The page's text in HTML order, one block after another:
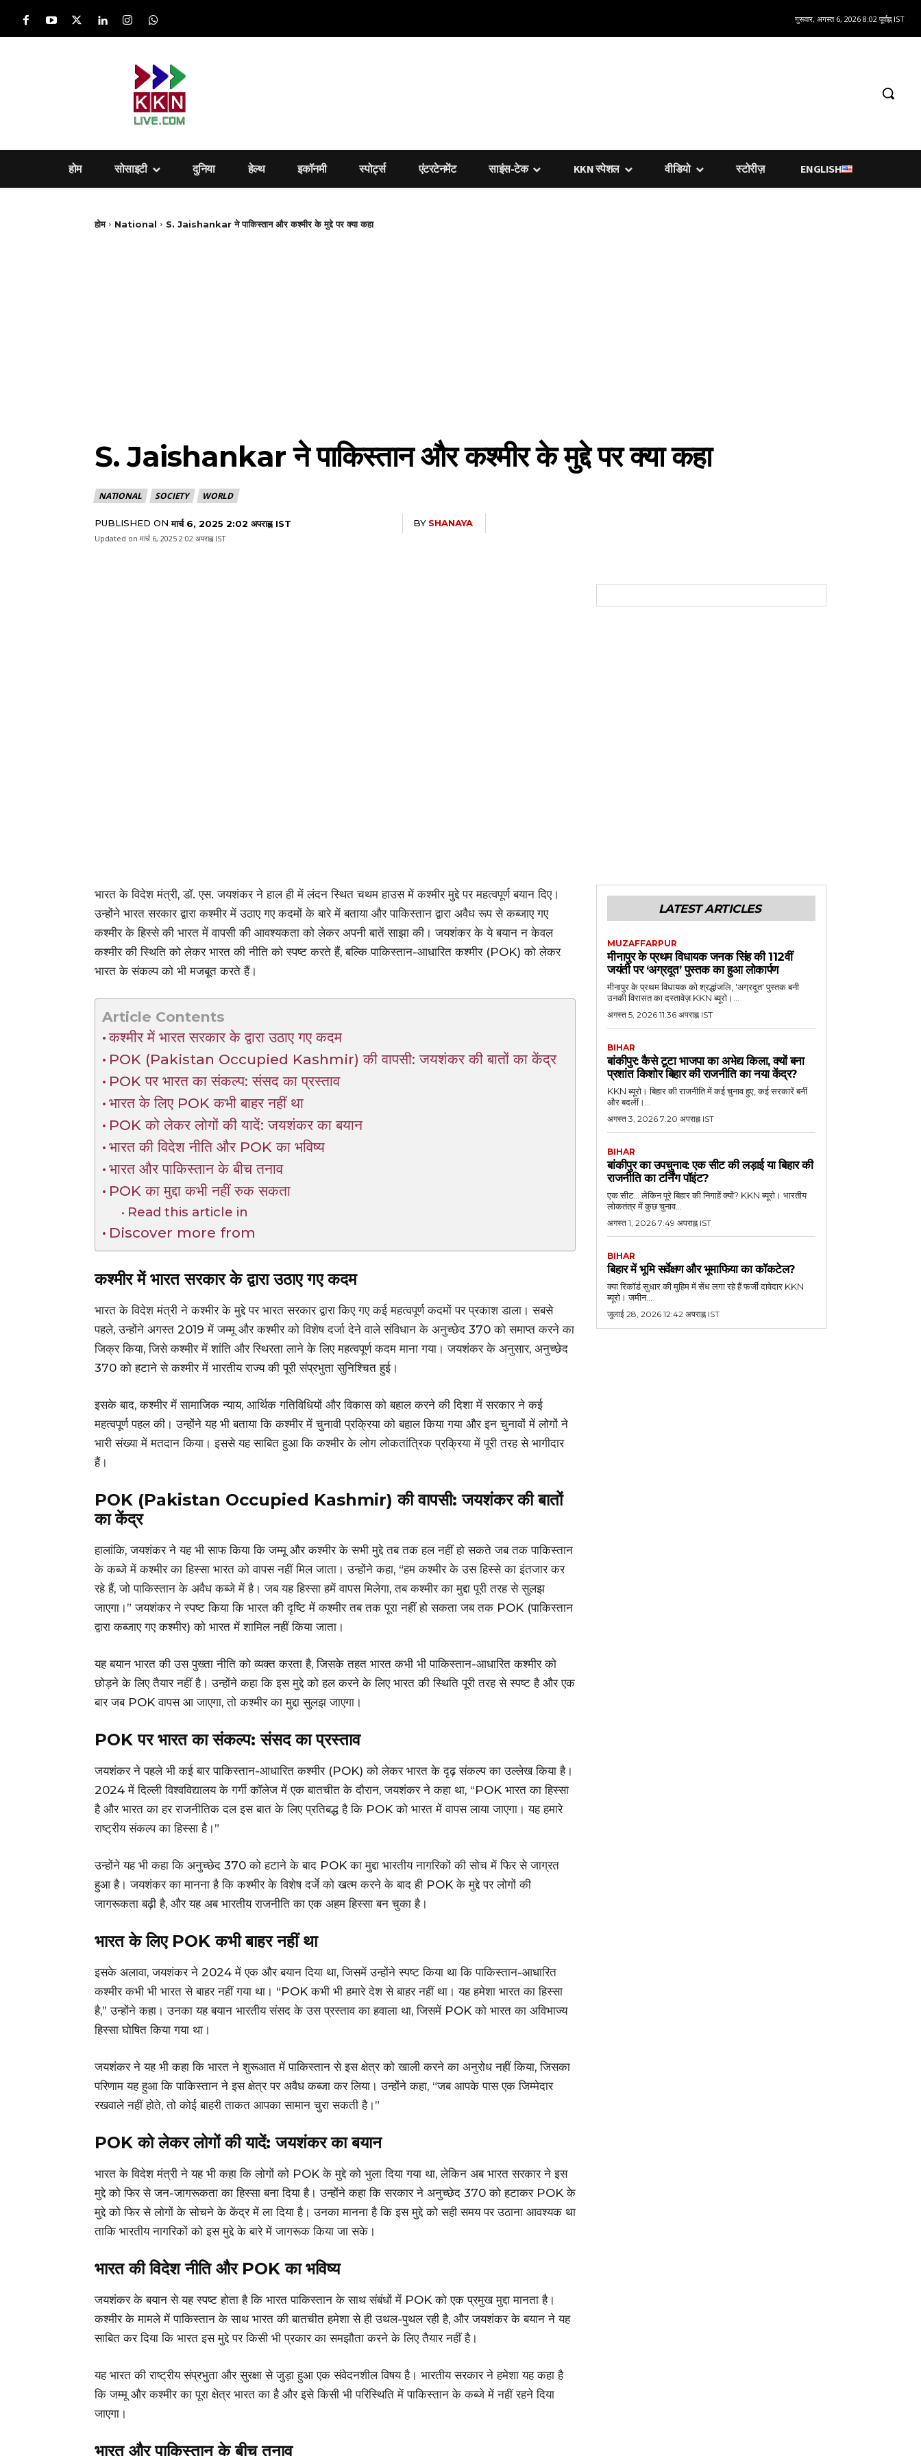
गुरूवार, अगस्त 6, 2026 8:02 पूर्वाह्न IST
होम सोसाइटी दुनिया हेल्‍थ इकॉनमी स्पोर्ट्स एंटरटेनमेंट साइंस-टेक KKN स्पेशल वीडियो स्टोरीज़ ENGLISH
होम National S. Jaishankar ने पाकिस्तान और कश्मीर के मुद्दे पर क्या कहा
S. Jaishankar ने पाकिस्तान और कश्मीर के मुद्दे पर क्या कहा
NATIONAL SOCIETY WORLD
PUBLISHED ON मार्च 6, 2025 2:02 अपराह्न IST BY SHANAYA
Updated on मार्च 6, 2025 2:02 अपराह्न IST
भारत के विदेश मंत्री, डॉ. एस. जयशंकर ने हाल ही में लंदन स्थित चथम हाउस में कश्मीर मुद्दे पर महत्वपूर्ण बयान दिए।
उन्होंने भारत सरकार द्वारा कश्मीर में उठाए गए कदमों के बारे में बताया और पाकिस्तान द्वारा अवैध रूप से कब्जाए गए
कश्मीर के हिस्से की भारत में वापसी की आवश्यकता को लेकर अपनी बातें साझा की। जयशंकर के ये बयान न केवल
कश्मीर की स्थिति को लेकर भारत की नीति को स्पष्ट करते हैं, बल्कि पाकिस्तान-आधारित कश्मीर (POK) को लेकर
भारत के संकल्प को भी मजबूत करते हैं।
Article Contents
कश्मीर में भारत सरकार के द्वारा उठाए गए कदम
POK (Pakistan Occupied Kashmir) की वापसी: जयशंकर की बातों का केंद्र
POK पर भारत का संकल्प: संसद का प्रस्ताव
भारत के लिए POK कभी बाहर नहीं था
POK को लेकर लोगों की यादें: जयशंकर का बयान
भारत की विदेश नीति और POK का भविष्य
भारत और पाकिस्तान के बीच तनाव
POK का मुद्दा कभी नहीं रुक सकता
Read this article in
Discover more from
कश्मीर में भारत सरकार के द्वारा उठाए गए कदम
भारत के विदेश मंत्री ने कश्मीर के मुद्दे पर भारत सरकार द्वारा किए गए कई महत्वपूर्ण कदमों पर प्रकाश डाला। सबसे
पहले, उन्होंने अगस्त 2019 में जम्मू और कश्मीर को विशेष दर्जा देने वाले संविधान के अनुच्छेद 370 को समाप्त करने का
जिक्र किया, जिसे कश्मीर में शांति और स्थिरता लाने के लिए महत्वपूर्ण कदम माना गया। जयशंकर के अनुसार, अनुच्छेद
370 को हटाने से कश्मीर में भारतीय राज्य की पूरी संप्रभुता सुनिश्चित हुई।
इसके बाद, कश्मीर में सामाजिक न्याय, आर्थिक गतिविधियों और विकास को बहाल करने की दिशा में सरकार ने कई
महत्वपूर्ण पहल की। उन्होंने यह भी बताया कि कश्मीर में चुनावी प्रक्रिया को बहाल किया गया और इन चुनावों में लोगों ने
भारी संख्या में मतदान किया। इससे यह साबित हुआ कि कश्मीर के लोग लोकतांत्रिक प्रक्रिया में पूरी तरह से भागीदार
हैं।
POK (Pakistan Occupied Kashmir) की वापसी: जयशंकर की बातों
का केंद्र
हालांकि, जयशंकर ने यह भी साफ किया कि जम्मू और कश्मीर के सभी मुद्दे तब तक हल नहीं हो सकते जब तक पाकिस्तान
के कब्जे में कश्मीर का हिस्सा भारत को वापस नहीं मिल जाता। उन्होंने कहा, “हम कश्मीर के उस हिस्से का इंतजार कर
रहे हैं, जो पाकिस्तान के अवैध कब्जे में है। जब यह हिस्सा हमें वापस मिलेगा, तब कश्मीर का मुद्दा पूरी तरह से सुलझ
जाएगा।” जयशंकर ने स्पष्ट किया कि भारत की दृष्टि में कश्मीर तब तक पूरा नहीं हो सकता जब तक POK (पाकिस्तान
द्वारा कब्जाए गए कश्मीर) को भारत में शामिल नहीं किया जाता।
यह बयान भारत की उस पुख्ता नीति को व्यक्त करता है, जिसके तहत भारत कभी भी पाकिस्तान-आधारित कश्मीर को
छोड़ने के लिए तैयार नहीं है। उन्होंने कहा कि इस मुद्दे को हल करने के लिए भारत की स्थिति पूरी तरह से स्पष्ट है और एक
बार जब POK वापस आ जाएगा, तो कश्मीर का मुद्दा सुलझ जाएगा।
POK पर भारत का संकल्प: संसद का प्रस्ताव
जयशंकर ने पहले भी कई बार पाकिस्तान-आधारित कश्मीर (POK) को लेकर भारत के दृढ़ संकल्प का उल्लेख किया है।
2024 में दिल्ली विश्वविद्यालय के गर्गी कॉलेज में एक बातचीत के दौरान, जयशंकर ने कहा था, “POK भारत का हिस्सा
है और भारत का हर राजनीतिक दल इस बात के लिए प्रतिबद्ध है कि POK को भारत में वापस लाया जाएगा। यह हमारे
राष्ट्रीय संकल्प का हिस्सा है।”
उन्होंने यह भी कहा कि अनुच्छेद 370 को हटाने के बाद POK का मुद्दा भारतीय नागरिकों की सोच में फिर से जाग्रत
हुआ है। जयशंकर का मानना है कि कश्मीर के विशेष दर्जे को खत्म करने के बाद ही POK के मुद्दे पर लोगों की
जागरूकता बढ़ी है, और यह अब भारतीय राजनीति का एक अहम हिस्सा बन चुका है।
भारत के लिए POK कभी बाहर नहीं था
इसके अलावा, जयशंकर ने 2024 में एक और बयान दिया था, जिसमें उन्होंने स्पष्ट किया था कि पाकिस्तान-आधारित
कश्मीर कभी भी भारत से बाहर नहीं गया था। “POK कभी भी हमारे देश से बाहर नहीं था। यह हमेशा भारत का हिस्सा
है,” उन्होंने कहा। उनका यह बयान भारतीय संसद के उस प्रस्ताव का हवाला था, जिसमें POK को भारत का अविभाज्य
हिस्सा घोषित किया गया था।
जयशंकर ने यह भी कहा कि भारत ने शुरूआत में पाकिस्तान से इस क्षेत्र को खाली करने का अनुरोध नहीं किया, जिसका
परिणाम यह हुआ कि पाकिस्तान ने इस क्षेत्र पर अवैध कब्जा कर लिया। उन्होंने कहा, “जब आपके पास एक जिम्मेदार
रखवाले नहीं होते, तो कोई बाहरी ताकत आपका सामान चुरा सकती है।”
POK को लेकर लोगों की यादें: जयशंकर का बयान
भारत के विदेश मंत्री ने यह भी कहा कि लोगों को POK के मुद्दे को भुला दिया गया था, लेकिन अब भारत सरकार ने इस
मुद्दे को फिर से जन-जागरूकता का हिस्सा बना दिया है। उन्होंने कहा कि सरकार ने अनुच्छेद 370 को हटाकर POK के
मुद्दे को फिर से लोगों के सोचने के केंद्र में ला दिया है। उनका मानना है कि इस मुद्दे को सही समय पर उठाना आवश्यक था
ताकि भारतीय नागरिकों को इस मुद्दे के बारे में जागरूक किया जा सके।
भारत की विदेश नीति और POK का भविष्य
जयशंकर के बयान से यह स्पष्ट होता है कि भारत पाकिस्तान के साथ संबंधों में POK को एक प्रमुख मुद्दा मानता है।
कश्मीर के मामले में पाकिस्तान के साथ भारत की बातचीत हमेशा से ही उथल-पुथल रही है, और जयशंकर के बयान ने यह
साबित कर दिया कि भारत इस मुद्दे पर किसी भी प्रकार का समझौता करने के लिए तैयार नहीं है।
यह भारत की राष्ट्रीय संप्रभुता और सुरक्षा से जुड़ा हुआ एक संवेदनशील विषय है। भारतीय सरकार ने हमेशा यह कहा है
कि जम्मू और कश्मीर का पूरा क्षेत्र भारत का है और इसे किसी भी परिस्थिति में पाकिस्तान के कब्जे में नहीं रहने दिया
जाएगा।
भारत और पाकिस्तान के बीच तनाव
LATEST ARTICLES
MUZAFFARPUR
मीनापुर के प्रथम विधायक जनक सिंह की 112वीं
जयंती पर ‘अग्रदूत’ पुस्तक का हुआ लोकार्पण
मीनापुर के प्रथम विधायक को श्रद्धांजलि, 'अग्रदूत' पुस्तक बनी
उनकी विरासत का दस्तावेज़ KKN ब्यूरो।...
अगस्त 5, 2026 11:36 अपराह्न IST
BIHAR
बांकीपुर: कैसे टूटा भाजपा का अभेद्य किला, क्यों बना
प्रशांत किशोर बिहार की राजनीति का नया केंद्र?
KKN ब्यूरो। बिहार की राजनीति में कई चुनाव हुए, कई सरकारें बनीं
और बदलीं।...
अगस्त 3, 2026 7:20 अपराह्न IST
BIHAR
बांकीपुर का उपचुनाव: एक सीट की लड़ाई या बिहार की
राजनीति का टर्निंग पॉइंट?
एक सीट... लेकिन पूरे बिहार की निगाहें क्यों? KKN ब्यूरो। भारतीय
लोकतंत्र में कुछ चुनाव...
अगस्त 1, 2026 7:49 अपराह्न IST
BIHAR
बिहार में भूमि सर्वेक्षण और भूमाफिया का कॉकटेल?
क्या रिकॉर्ड सुधार की मुहिम में सेंध लगा रहे हैं फर्जी दावेदार KKN
ब्यूरो। जमीन...
जुलाई 28, 2026 12:42 अपराह्न IST